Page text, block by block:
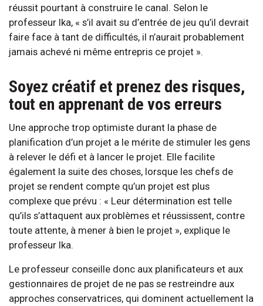
réussit pourtant à construire le canal. Selon le
professeur Ika, « s’il avait su d’entrée de jeu qu’il devrait
faire face à tant de difficultés, il n’aurait probablement
jamais achevé ni même entrepris ce projet ».
Soyez créatif et prenez des risques,
tout en apprenant de vos erreurs
Une approche trop optimiste durant la phase de
planification d’un projet a le mérite de stimuler les gens
à relever le défi et à lancer le projet. Elle facilite
également la suite des choses, lorsque les chefs de
projet se rendent compte qu’un projet est plus
complexe que prévu : « Leur détermination est telle
qu’ils s’attaquent aux problèmes et réussissent, contre
toute attente, à mener à bien le projet », explique le
professeur Ika.
Le professeur conseille donc aux planificateurs et aux
gestionnaires de projet de ne pas se restreindre aux
approches conservatrices, qui dominent actuellement la